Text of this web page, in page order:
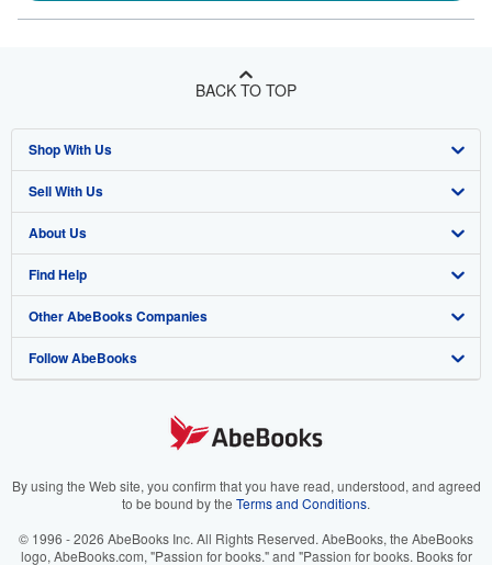
BACK TO TOP
Shop With Us
Advanced Search
Browse Collections
My Account
My Orders
View Basket
Sell With Us
Start Selling
Join Our Affiliate Programme
Book Buyback
Refer a seller
About Us
About AbeBooks
Media
Careers
Cookies Notice
Find Help
Help
Customer Service
Other AbeBooks Companies
AbeBooks.com
AbeBooks.it
Follow AbeBooks
By using the Web site, you confirm that you have read, understood, and agreed
to be bound by the Terms and Conditions.
© 1996 - 2026 AbeBooks Inc. All Rights Reserved. AbeBooks, the AbeBooks
logo, AbeBooks.com, "Passion for books." and "Passion for books. Books for